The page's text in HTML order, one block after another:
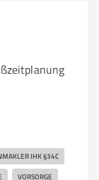
IHK §34C
VORSORGE